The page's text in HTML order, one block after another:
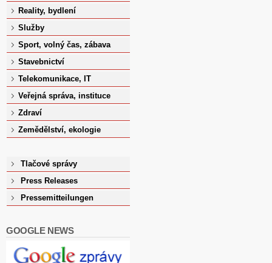
Reality, bydlení
Služby
Sport, volný čas, zábava
Stavebnictví
Telekomunikace, IT
Veřejná správa, instituce
Zdraví
Zemědělství, ekologie
Tlačové správy
Press Releases
Pressemitteilungen
GOOGLE NEWS